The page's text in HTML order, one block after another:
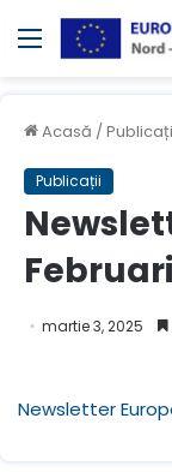
Meniul
Acasă /
Publicații
martie 3, 2025
Newsletter